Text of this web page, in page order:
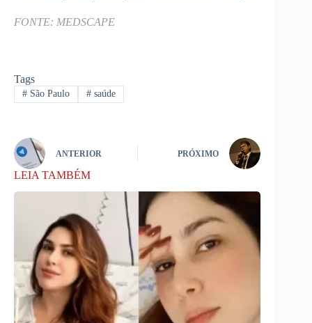
FONTE: MEDSCAPE
Tags
#São Paulo #saúde
ANTERIOR PRÓXIMO
LEIA TAMBÉM